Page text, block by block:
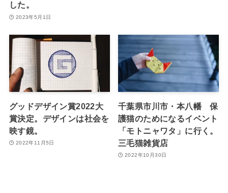
した。
2023年5月1日
グッドデザイン賞2022大
賞決定。デザインは社会を
映す鏡。
2022年11月5日
千葉県市川市・本八幡 保
護猫のためになるイベント
「モトニャワタ」に行く。
三毛猫雑貨店
2022年10月30日